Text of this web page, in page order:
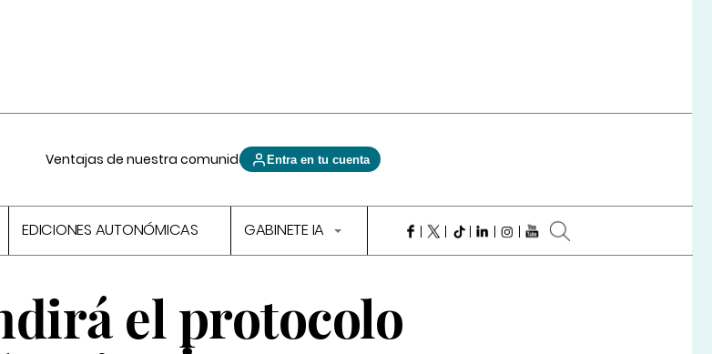
Ventajas de nuestra comunidad Entra en tu cuenta
EDICIONES AUTONÓMICAS GABINETE IA
el protocolo